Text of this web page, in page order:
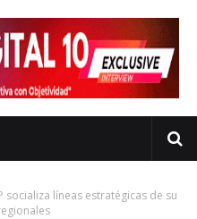
socializa líneas estratégicas de su